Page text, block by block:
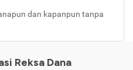
dan kapanpun tanpa
Reksa Dana